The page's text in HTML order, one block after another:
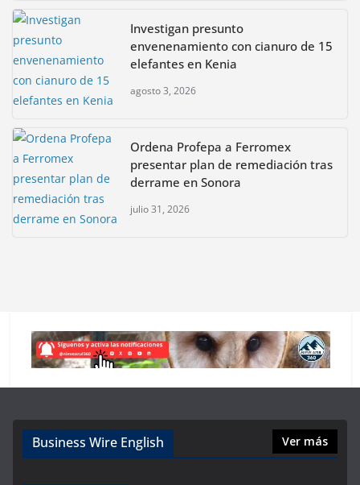
Investigan presunto
envenenamiento con cianuro de 15
elefantes en Kenia
agosto 3, 2026
Ordena Profepa a Ferromex
presentar plan de remediación tras
derrame en Sonora
julio 31, 2026
Business Wire English Ver más